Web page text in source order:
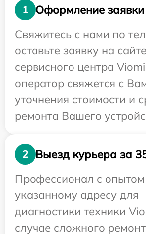
1
Оформление заявки
Свяжитесь с нами по
оставьте заявку на сайте
сервисного центра
оператор свяжется с
уточнения стоимости и
ремонта Вашего
2
Выезд курьера за
Профессионал с опытом
указанному адресу для
диагностики техники
случае сложного